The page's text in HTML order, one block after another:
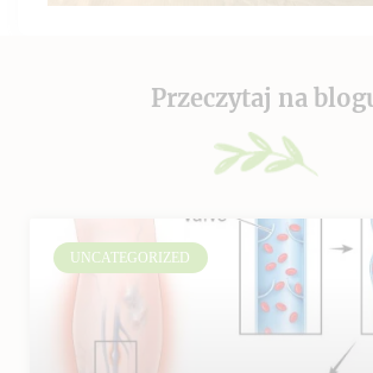
Przeczytaj na
UNCATEGORIZED